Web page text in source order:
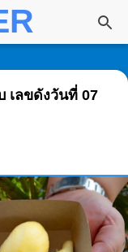
พันเ
เลขดังวันที่ 07